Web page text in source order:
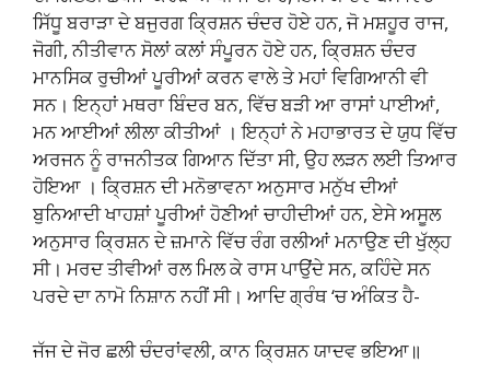
ਸਿੱਧੂ ਬਰਾੜਾ ਦੇ ਬਜੁਰਗ ਕ੍ਰਿਸ਼ਨ ਚੰਦਰ ਹੋਏ ਹਨ, ਜੋ ਮਸ਼ਹੂਰ ਰਾਜ,
ਜੋਗੀ, ਨੀਤੀਵਾਨ ਸੋਲਾਂ ਕਲਾਂ ਸੰਪੂਰਨ ਹੋਏ ਹਨ, ਕ੍ਰਿਸ਼ਨ ਚੰਦਰ
ਮਾਨਸਿਕ ਰੁਚੀਆਂ ਪੂਰੀਆਂ ਕਰਨ ਵਾਲੇ ਤੇ ਮਹਾਂ ਵਿਗਿਆਨੀ ਵੀ
ਸਨ। ਇਨ੍ਹਾਂ ਮਥਰਾ ਬਿੰਦਰ ਬਨ, ਵਿੱਚ ਬੜੀ ਆ ਰਾਸਾਂ ਪਾਈਆਂ,
ਮਨ ਆਈਆਂ ਲੀਲਾ ਕੀਤੀਆਂ । ਇਨ੍ਹਾਂ ਨੇ ਮਹਾਭਾਰਤ ਦੇ ਯੁਧ ਵਿੱਚ
ਅਰਜਨ ਨੂੰ ਰਾਜਨੀਤਕ ਗਿਆਨ ਦਿੱਤਾ ਸੀ, ਉਹ ਲੜਨ ਲਈ ਤਿਆਰ
ਹੋਇਆ । ਕ੍ਰਿਸ਼ਨ ਦੀ ਮਨੋਭਾਵਨਾ ਅਨੁਸਾਰ ਮਨੁੱਖ ਦੀਆਂ
ਬੁਨਿਆਦੀ ਖਾਹਸ਼ਾਂ ਪੂਰੀਆਂ ਹੋਣੀਆਂ ਚਾਹੀਦੀਆਂ ਹਨ, ਏਸੇ ਅਸੂਲ
ਅਨੁਸਾਰ ਕ੍ਰਿਸ਼ਨ ਦੇ ਜ਼ਮਾਨੇ ਵਿੱਚ ਰੰਗ ਰਲੀਆਂ ਮਨਾਉਣ ਦੀ ਖੁੱਲ੍ਹ
ਸੀ। ਮਰਦ ਤੀਵੀਆਂ ਰਲ ਮਿਲ ਕੇ ਰਾਸ ਪਾਉਂਦੇ ਸਨ, ਕਹਿੰਦੇ ਸਨ
ਪਰਦੇ ਦਾ ਨਾਮੋ ਨਿਸ਼ਾਨ ਨਹੀਂ ਸੀ। ਆਦਿ ਗ੍ਰੰਥ ‘ਚ ਅੰਕਿਤ ਹੈ-
ਜੱਜ ਦੇ ਜੋਰ ਛਲੀ ਚੰਦਰਾਂਵਲੀ, ਕਾਨ ਕ੍ਰਿਸ਼ਨ ਯਾਦਵ ਭਇਆ॥